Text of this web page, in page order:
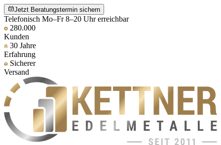
Jetzt Beratungstermin sichern
Telefonisch Mo–Fr 8–20 Uhr erreichbar
280.000
Kunden
30 Jahre
Erfahrung
Sicherer
Versand